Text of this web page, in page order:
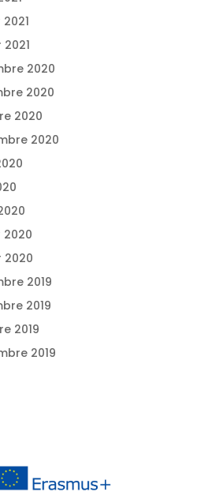
2020
2020
2020
2020
2020
2020
2019
2019
2019
2019